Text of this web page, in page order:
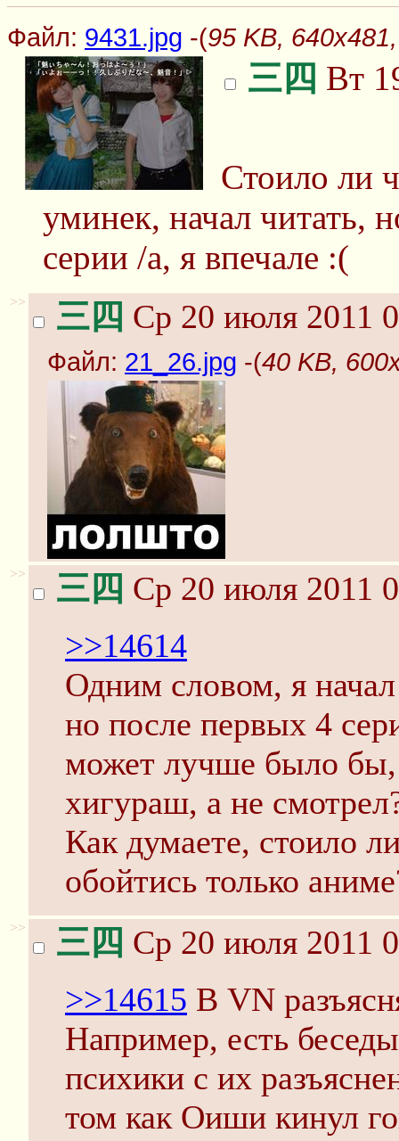
Файл: 9431.jpg -(95 KB,
三四 Вт
Стоило ли
уминек, начал читать,
серии /а, я впечале :(
>> 三四 Ср 20 июля 2011
Файл: 21_26.jpg -(40 KB,
>> 三四 Ср 20 июля 2011
>>14614
Одним словом, я
но после первых 4
может лучше было бы,
хигураш, а не
Как думаете, стоило
обойтись только
>> 三四 Ср 20 июля 2011
>>14615 В VN
Например, есть
психики с их
том как Оиши кинул